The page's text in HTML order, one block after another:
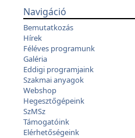
Navigáció
Bemutatkozás
Hírek
Féléves programunk
Galéria
Eddigi programjaink
Szakmai anyagok
Webshop
Hegesztőgépeink
SzMSz
Támogatóink
Elérhetőségeink